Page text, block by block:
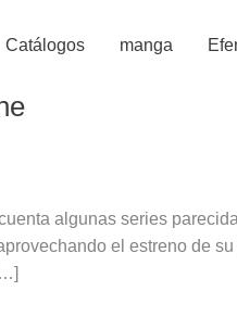
Catálogos manga
algunas series
el estreno de